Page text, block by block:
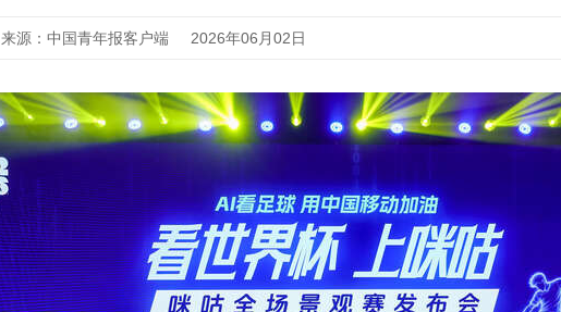
来源：中国青年报客户端 2026年06月02日